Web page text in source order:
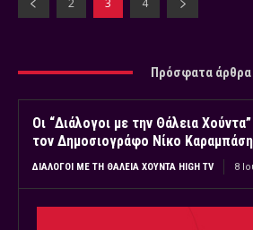
Πρόσφατα άρθρα
Οι “Διάλογοι με την Θάλεια
τον Δημοσιογράφο Νίκο Καραμπάση
ΔΙΆΛΟΓΟΙ ΜΕ ΤΗ ΘΆΛΕΙΑ ΧΟΎΝΤΑ HIGH TV 8